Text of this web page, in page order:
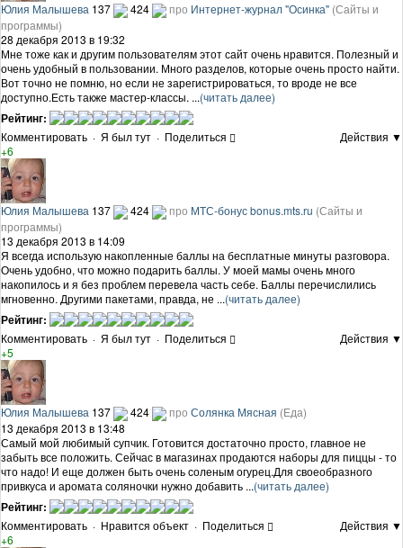
Юлия Малышева 137 424 про Интернет-журнал "Осинка" (Сайты и
программы)
28 декабря 2013 в 19:32
Мне тоже как и другим пользователям этот сайт очень нравится. Полезный и
очень удобный в пользовании. Много разделов, которые очень просто найти.
Вот точно не помню, но если не зарегистрироваться, то вроде не все
доступно.Есть также мастер-классы. ...(читать далее)
Рейтинг:
Комментировать · Я был тут · Поделиться
Действия ▼
+6
Юлия Малышева 137 424 про МТС-бонус bonus.mts.ru (Сайты и
программы)
13 декабря 2013 в 14:09
Я всегда использую накопленные баллы на бесплатные минуты разговора.
Очень удобно, что можно подарить баллы. У моей мамы очень много
накопилось и я без проблем перевела часть себе. Баллы перечислились
мгновенно. Другими пакетами, правда, не ...(читать далее)
Рейтинг:
Комментировать · Я был тут · Поделиться
Действия ▼
+5
Юлия Малышева 137 424 про Солянка Мясная (Еда)
13 декабря 2013 в 13:48
Самый мой любимый супчик. Готовится достаточно просто, главное не
забыть все положить. Сейчас в магазинах продаются наборы для пиццы - то
что надо! И еще должен быть очень соленым огурец.Для своеобразного
привкуса и аромата соляночки нужно добавить ...(читать далее)
Рейтинг:
Комментировать · Нравится объект · Поделиться
Действия ▼
+6